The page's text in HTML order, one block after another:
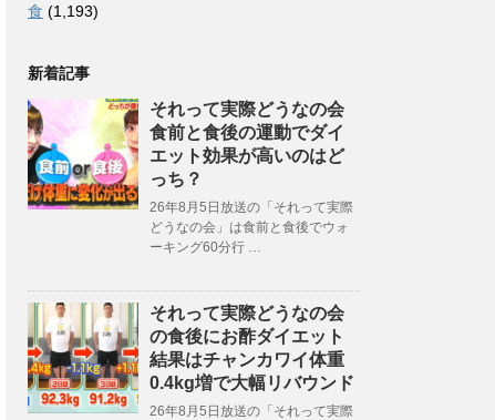
食 (1,193)
新着記事
それって実際どうなの会
食前と食後の運動でダイ
エット効果が高いのはど
っち？
26年8月5日放送の「それって実際
どうなの会」は食前と食後でウォ
ーキング60分行 …
それって実際どうなの会
の食後にお酢ダイエット
結果はチャンカワイ体重
0.4kg増で大幅リバウンド
26年8月5日放送の「それって実際